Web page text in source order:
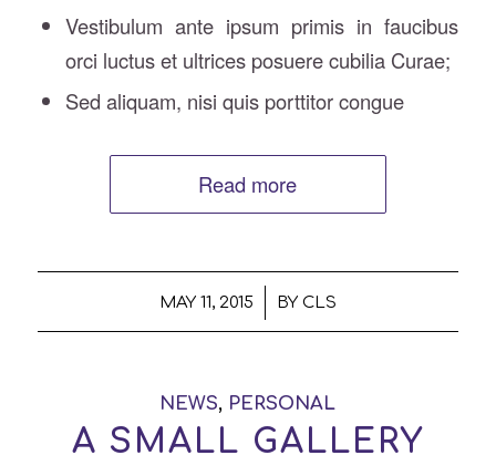
Vestibulum ante ipsum primis in faucibus
orci luctus et ultrices posuere cubilia Curae;
Sed aliquam, nisi quis porttitor congue
Read more
MAY 11, 2015
/ BY CLS
NEWS, PERSONAL
A SMALL GALLERY